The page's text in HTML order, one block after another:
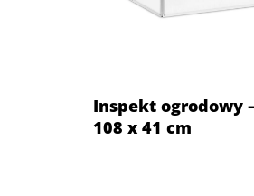
Inspekt ogrodowy
108 x 41 cm